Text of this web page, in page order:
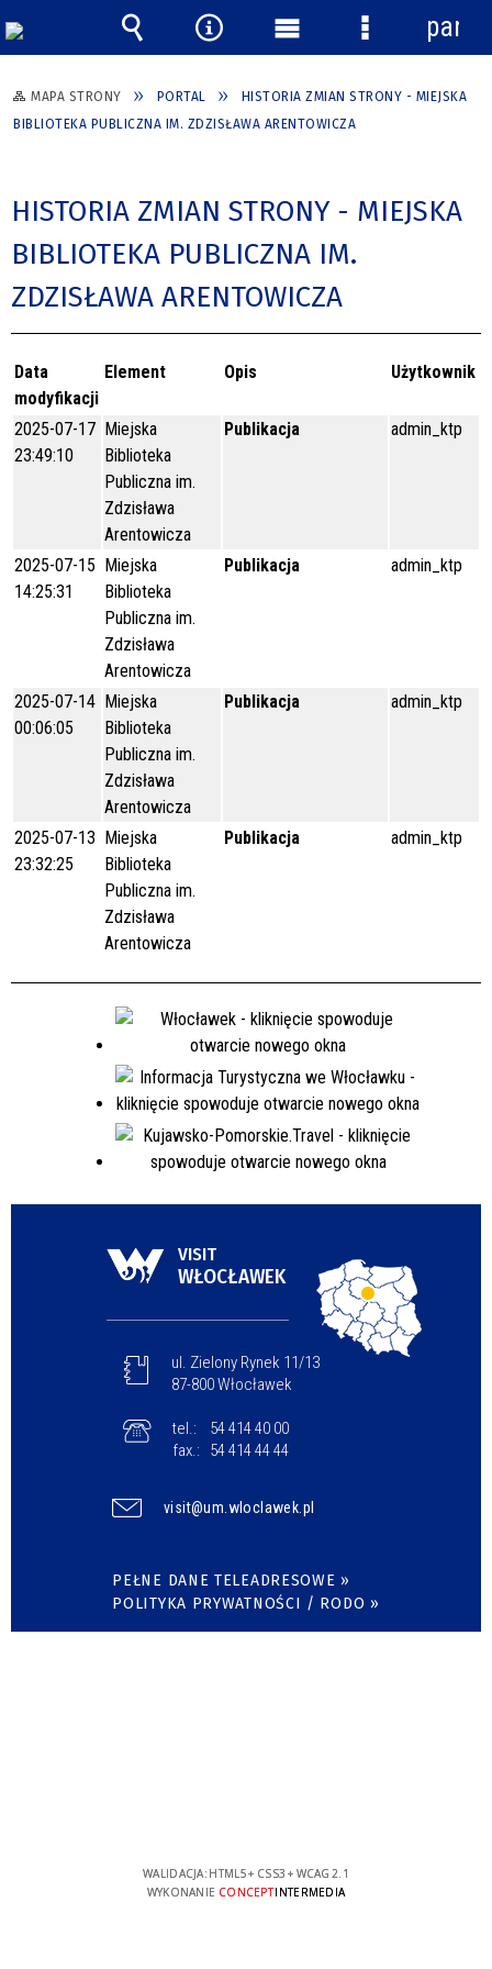
MAPA STRONY PORTAL
HISTORIA ZMIAN STRONY - MIEJSKA
BIBLIOTEKA PUBLICZNA IM. ZDZISŁAWA ARENTOWICZA
HISTORIA ZMIAN STRONY - MIEJSKA
BIBLIOTEKA PUBLICZNA IM.
ZDZISŁAWA ARENTOWICZA
Data
modyfikacji
Element Opis Użytkownik
2025-07-17
23:49:10
Miejska
Biblioteka
Publiczna im.
Zdzisława
Arentowicza
Publikacja admin_ktp
2025-07-15
14:25:31
Miejska
Biblioteka
Publiczna im.
Zdzisława
Arentowicza
Publikacja admin_ktp
2025-07-14
00:06:05
Miejska
Biblioteka
Publiczna im.
Zdzisława
Arentowicza
Publikacja admin_ktp
2025-07-13
23:32:25
Miejska
Biblioteka
Publiczna im.
Zdzisława
Arentowicza
Publikacja admin_ktp
VISIT
WŁOCŁAWEK
ul. Zielony Rynek 11/13
87-800 Włocławek
tel.:
54 414 40 00
fax.:
54 414 44 44
visit@um.wloclawek.pl
PEŁNE DANE TELEADRESOWE »
POLITYKA PRYWATNOŚCI / RODO »
WALIDACJA: HTML5+ CSS3 + WCAG 2.1
WYKONANIE CONCEPTINTERMEDIA
Wyszukiwarka
Narzędzia
Menu
główne
Menu
szczegółowe
panel